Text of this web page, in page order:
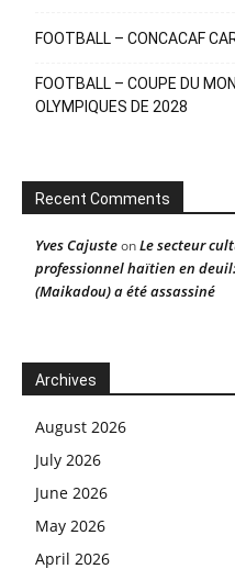
FOOTBALL – CONCACAF
FOOTBALL – COUPE DU
OLYMPIQUES DE 2028
Recent Comments
Yves CajusteonLe secteur
professionnel haïtien en
(Maikadou) a été assassiné
Archives
August 2026
July 2026
June 2026
May 2026
April 2026